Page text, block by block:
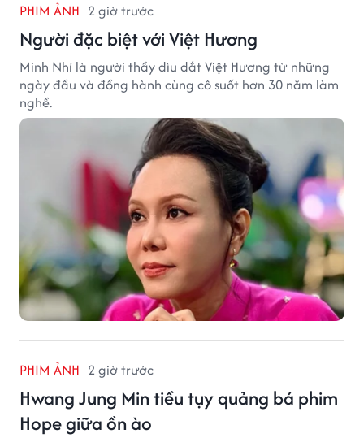
PHIM ẢNH 2 giờ trước
Người đặc biệt với Việt Hương
Minh Nhí là người thầy dìu dắt Việt Hương từ những
ngày đầu và đồng hành cùng cô suốt hơn 30 năm làm
nghề.
PHIM ẢNH 2 giờ trước
Hwang Jung Min tiều tụy quảng bá phim
Hope giữa ồn ào